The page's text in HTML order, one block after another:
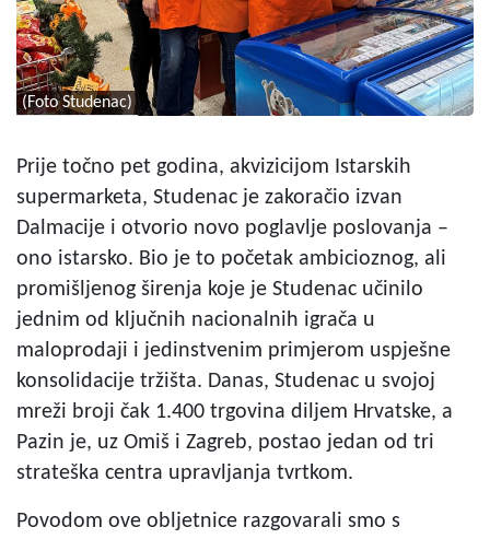
(Foto Studenac)
Prije točno pet godina, akvizicijom Istarskih
supermarketa, Studenac je zakoračio izvan
Dalmacije i otvorio novo poglavlje poslovanja –
ono istarsko. Bio je to početak ambicioznog, ali
promišljenog širenja koje je Studenac učinilo
jednim od ključnih nacionalnih igrača u
maloprodaji i jedinstvenim primjerom uspješne
konsolidacije tržišta. Danas, Studenac u svojoj
mreži broji čak 1.400 trgovina diljem Hrvatske, a
Pazin je, uz Omiš i Zagreb, postao jedan od tri
strateška centra upravljanja tvrtkom.
Povodom ove obljetnice razgovarali smo s